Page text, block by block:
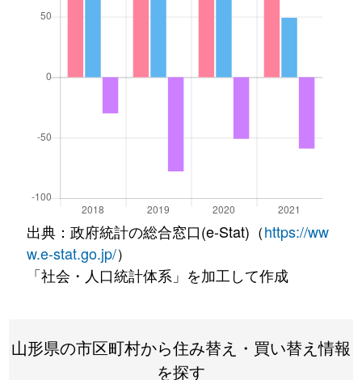
出典：政府統計の総合窓口(e-Stat)（https://ww
w.e-stat.go.jp/）
「社会・人口統計体系」を加工して作成
山形県の市区町村から住み替え・買い替え情報
を探す